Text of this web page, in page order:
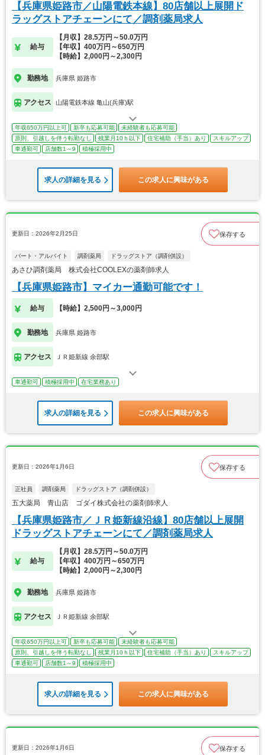
【兵庫県姫路市／山陽電鉄本線】80店舗以上展開ド
ラッグストアチェーンにて／調剤薬局求人
給与
【月収】28.5万円～50.0万円
【年収】400万円～650万円
【時給】2,000円～2,300円
勤務地 兵庫県 姫路市
アクセス 山陽電鉄本線 亀山(兵庫)駅
年収650万円以上可 新卒も応募可能
未経験者も応募可能
原則、引越しを伴う転勤なし
残業月10ｈ以下 住宅補助（手当）あり
スキルアップ
車通勤可
店舗数1～9 積極採用中
求人の詳細を見る この求人に興味がある
更新日：2026年2月25日 保存する
パート・アルバイト 調剤薬局 ドラッグストア（調剤併設）
あさひ調剤薬局 株式会社COOLEXの薬剤師求人
【兵庫県姫路市】マイカー通勤可能です！
給与 【時給】2,500円～3,000円
勤務地 兵庫県 姫路市
アクセス ＪＲ姫新線 余部駅
車通勤可 積極採用中 在宅業務あり
求人の詳細を見る この求人に興味がある
更新日：2026年1月6日 保存する
正社員 調剤薬局 ドラッグストア（調剤併設）
五大薬局 青山店 ゴダイ株式会社の薬剤師求人
【兵庫県姫路市／ＪＲ姫新線沿線】80店舗以上展開
ドラッグストアチェーンにて／調剤薬局求人
給与
【月収】28.5万円～50.0万円
【年収】400万円～650万円
【時給】2,000円～2,300円
勤務地 兵庫県 姫路市
アクセス ＪＲ姫新線 余部駅
年収650万円以上可 新卒も応募可能
未経験者も応募可能
原則、引越しを伴う転勤なし
残業月10ｈ以下 住宅補助（手当）あり
スキルアップ
車通勤可
店舗数1～9 積極採用中
求人の詳細を見る この求人に興味がある
更新日：2026年1月6日 保存する